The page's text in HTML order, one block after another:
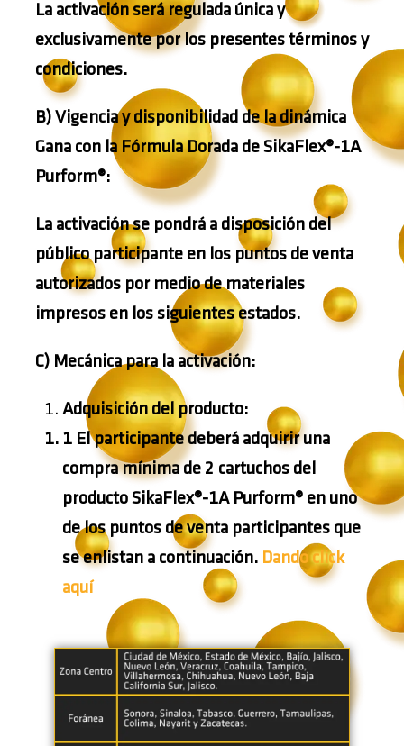
La activación será regulada única y
exclusivamente por los presentes términos y
condiciones.
B) Vigencia y disponibilidad de la dinámica
Gana con la Fórmula Dorada de SikaFlex®-1A
Purform®:
La activaciónse pondrá a disposición del
público participante en los puntos de venta
autorizados por medio de materiales
impresos en los siguientes estados.
C) Mecánica para la activación:
Adquisición del producto:
1 El participante deberá adquirir una
compra mínima de 2 cartuchos del
producto SikaFlex®-1A Purform® en uno
de los puntos de venta participantes que
se enlistan a continuación. Dando click
aquí